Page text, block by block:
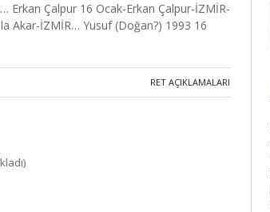
Erkan Çalpur 16 Ocak-Erkan Çalpur-İZMİR-
Akar-İZMİR… Yusuf (Doğan?) 1993 16
RET AÇIKLAMALARI